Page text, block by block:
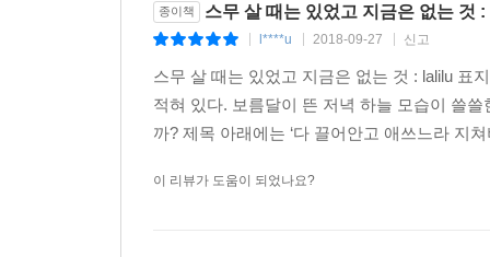
종이책 스무 살 때는 있었고 지금은 없는 것
l****u 2018-09-27 신고
스무 살 때는 있었고 지금은 없는 것 : lalilu 표
적혀 있다. 보름달이 뜬 저녁 하늘 모습이 쓸
까? 제목 아래에는 ‘다 끌어안고 애쓰느라 지
이 리뷰가 도움이 되었나요?